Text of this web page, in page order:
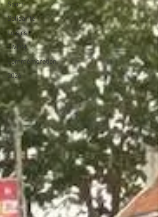
Sport
Solidarité
Loisirs
SIVOM
Commémoration
2026